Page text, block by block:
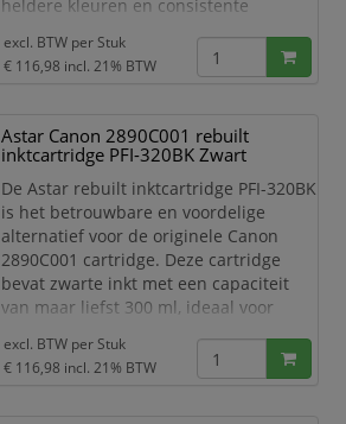
heldere kleuren en consistente
toepassingen, posters, plattegronden
en technische tekeningen.
volledig functionele chip, waardoor
deze direct wordt herkend door de
printer en het inktniveau nauw
excl. BTW per Stuk
€ 116,98 incl. 21% BTW
Astar Canon 2890C001 rebuilt
inktcartridge PFI-320BK Zwart
De Astar rebuilt inktcartridge PFI-320BK
is het betrouwbare en voordelige
alternatief voor de originele Canon
2890C001 cartridge. Deze cartridge
bevat zwarte inkt met een capaciteit
van maar liefst 300 ml, ideaal voor
onderbrekingen.
excl. BTW per Stuk
€ 116,98 incl. 21% BTW